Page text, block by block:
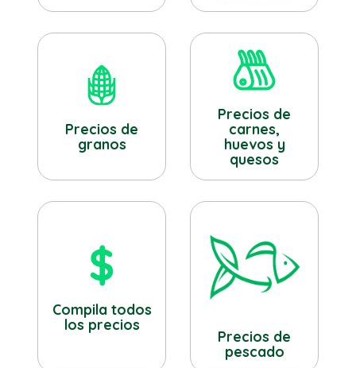
Precios de
granos
Precios de
carnes,
huevos y
quesos
Compila todos
los precios
Precios de
pescado